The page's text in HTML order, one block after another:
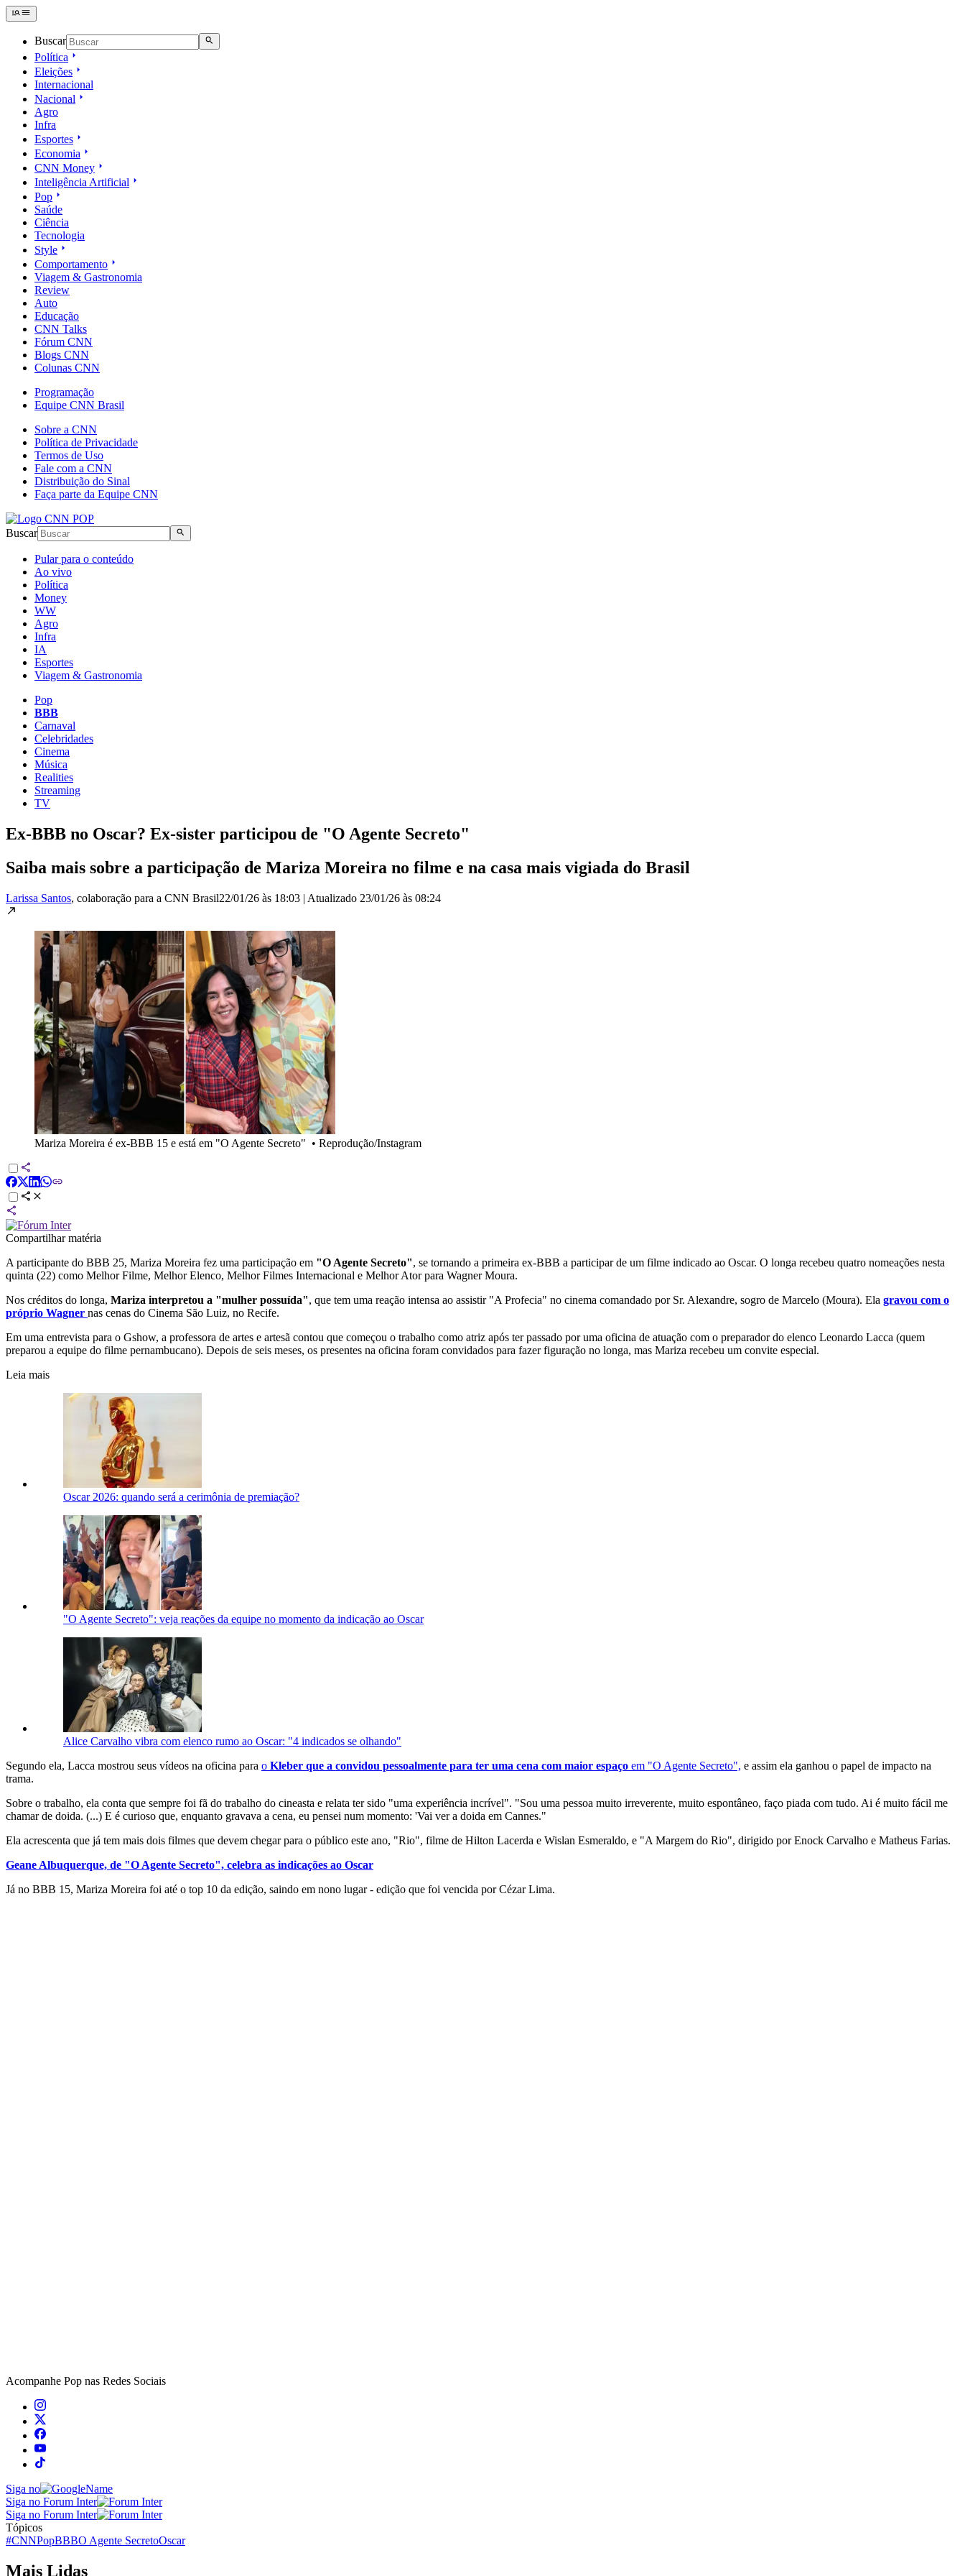
Buscar
Política
Eleições
Internacional
Nacional
Agro
Infra
Esportes
Economia
CNN Money
Inteligência Artificial
Pop
Saúde
Ciência
Tecnologia
Style
Comportamento
Viagem & Gastronomia
Review
Auto
Educação
CNN Talks
Fórum CNN
Blogs CNN
Colunas CNN
Programação
Equipe CNN Brasil
Sobre a CNN
Política de Privacidade
Termos de Uso
Fale com a CNN
Distribuição do Sinal
Faça parte da Equipe CNN
Buscar
Pular para o conteúdo
Ao vivo
Política
Money
WW
Agro
Infra
IA
Esportes
Viagem & Gastronomia
Pop
BBB
Carnaval
Celebridades
Cinema
Música
Realities
Streaming
TV
Ex-BBB no Oscar? Ex-sister participou de "O Agente Secreto"
Saiba mais sobre a participação de Mariza Moreira no filme e na casa mais vigiada do Brasil
Larissa Santos, colaboração para a CNN Brasil22/01/26 às 18:03 | Atualizado 23/01/26 às 08:24
Mariza Moreira é ex-BBB 15 e está em "O Agente Secreto" • Reprodução/Instagram
Compartilhar matéria
A participante do BBB 25, Mariza Moreira fez uma participação em "O Agente Secreto", se tornando a primeira ex-BBB a participar de um filme indicado ao Oscar. O longa recebeu quatro nomeações nesta
quinta (22) como Melhor Filme, Melhor Elenco, Melhor Filmes Internacional e Melhor Ator para Wagner Moura.
Nos créditos do longa, Mariza interpretou a "mulher possuída", que tem uma reação intensa ao assistir "A Profecia" no cinema comandado por Sr. Alexandre, sogro de Marcelo (Moura). Ela gravou com o
próprio Wagner nas cenas do Cinema São Luiz, no Recife.
Em uma entrevista para o Gshow, a professora de artes e artesã contou que começou o trabalho como atriz após ter passado por uma oficina de atuação com o preparador do elenco Leonardo Lacca (quem
preparou a equipe do filme pernambucano). Depois de seis meses, os presentes na oficina foram convidados para fazer figuração no longa, mas Mariza recebeu um convite especial.
Leia mais
Oscar 2026: quando será a cerimônia de premiação?
"O Agente Secreto": veja reações da equipe no momento da indicação ao Oscar
Alice Carvalho vibra com elenco rumo ao Oscar: "4 indicados se olhando"
Segundo ela, Lacca mostrou seus vídeos na oficina para o Kleber que a convidou pessoalmente para ter uma cena com maior espaço em "O Agente Secreto", e assim ela ganhou o papel de impacto na
trama.
Sobre o trabalho, ela conta que sempre foi fã do trabalho do cineasta e relata ter sido "uma experiência incrível". "Sou uma pessoa muito irreverente, muito espontâneo, faço piada com tudo. Ai é muito fácil me
chamar de doida. (...) E é curioso que, enquanto gravava a cena, eu pensei num momento: 'Vai ver a doida em Cannes."
Ela acrescenta que já tem mais dois filmes que devem chegar para o público este ano, "Rio", filme de Hilton Lacerda e Wislan Esmeraldo, e "A Margem do Rio", dirigido por Enock Carvalho e Matheus Farias.
Geane Albuquerque, de "O Agente Secreto", celebra as indicações ao Oscar
Já no BBB 15, Mariza Moreira foi até o top 10 da edição, saindo em nono lugar - edição que foi vencida por Cézar Lima.
Acompanhe Pop nas Redes Sociais
Siga no
Siga no Forum Inter
Siga no Forum Inter
Tópicos
#CNNPopBBBO Agente SecretoOscar
Mais Lidas